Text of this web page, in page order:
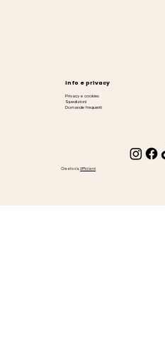
Info e privacy
Privacy e cookies
Spedizioni
Domande frequenti
Creato da Ufficiami